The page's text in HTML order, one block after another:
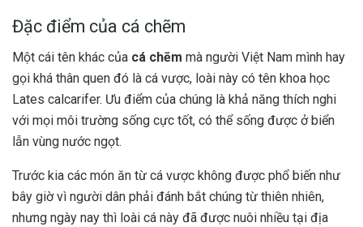
Đặc điểm của cá chẽm
Một cái tên khác của cá chẽm mà người Việt Nam mình hay
gọi khá thân quen đó là cá vược, loài này có tên khoa học
Lates calcarifer. Ưu điểm của chúng là khả năng thích nghi
với mọi môi trường sống cực tốt, có thể sống được ở biển
lẫn vùng nước ngọt.
Trước kia các món ăn từ cá vược không được phổ biến như
bây giờ vì người dân phải đánh bắt chúng từ thiên nhiên,
nhưng ngày nay thì loài cá này đã được nuôi nhiều tại địa